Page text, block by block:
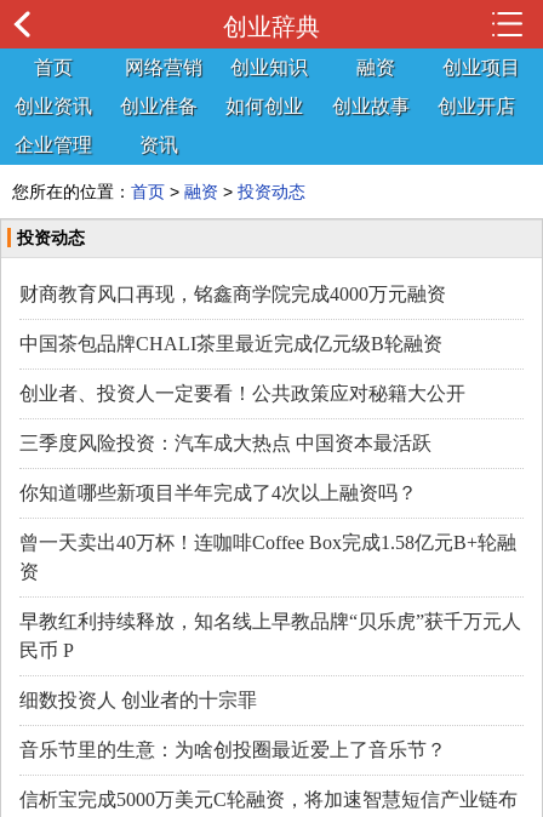
创业辞典
首页 网络营销 创业知识 融资
创业项目
创业资讯
创业准备 如何创业 创业故事
创业开店
企业管理
资讯
您所在的位置： 首页 > 融资 > 投资动态
投资动态
财商教育风口再现，铭鑫商学院完成4000万元融资
中国茶包品牌CHALI茶里最近完成亿元级B轮融资
创业者、投资人一定要看！公共政策应对秘籍大公开
三季度风险投资：汽车成大热点 中国资本最活跃
你知道哪些新项目半年完成了4次以上融资吗？
曾一天卖出40万杯！连咖啡Coffee Box完成1.58亿元B+轮融
资
早教红利持续释放，知名线上早教品牌“贝乐虎”获千万元人
民币 P
细数投资人 创业者的十宗罪
音乐节里的生意：为啥创投圈最近爱上了音乐节？
信析宝完成5000万美元C轮融资，将加速智慧短信产业链布